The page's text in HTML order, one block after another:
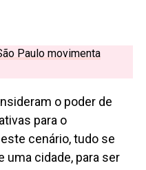
Paulo movimenta
o poder de
para o
cenário, tudo se
uma cidade, para ser